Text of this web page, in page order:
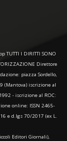
TUTTI I DIRITTI SONO
Direttore
piazza Sordello,
(Mantova) iscrizione al
- iscrizione al ROC:
online: ISSN 2465-
e d.lgs 70/2017 (ex L.
Editori Giornali),